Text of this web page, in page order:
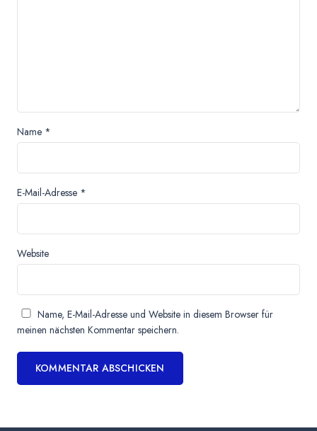
Name *
E-Mail-Adresse *
Website
Name, E-Mail-Adresse und Website in diesem Browser für
meinen nächsten Kommentar speichern.